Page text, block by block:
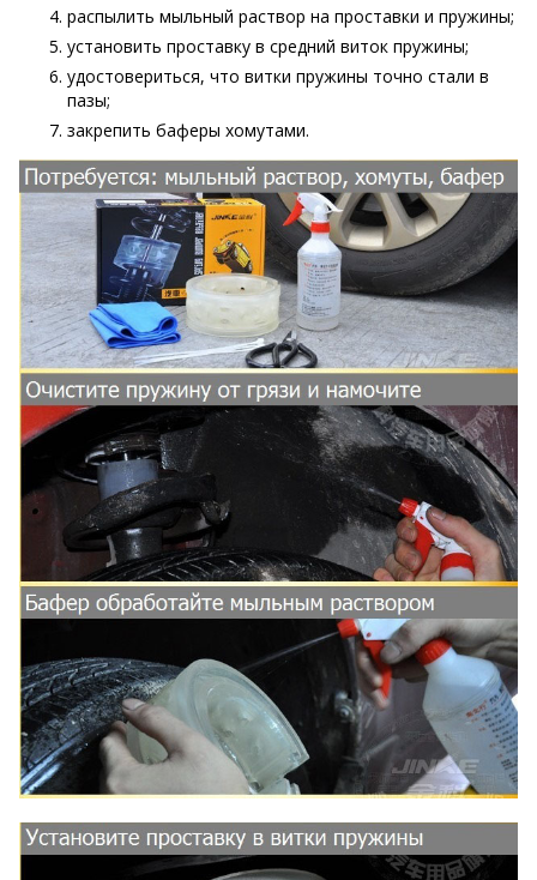
распылить мыльный раствор на проставки и пружины;
установить проставку в средний виток пружины;
удостовериться, что витки пружины точно стали в
пазы;
закрепить баферы хомутами.